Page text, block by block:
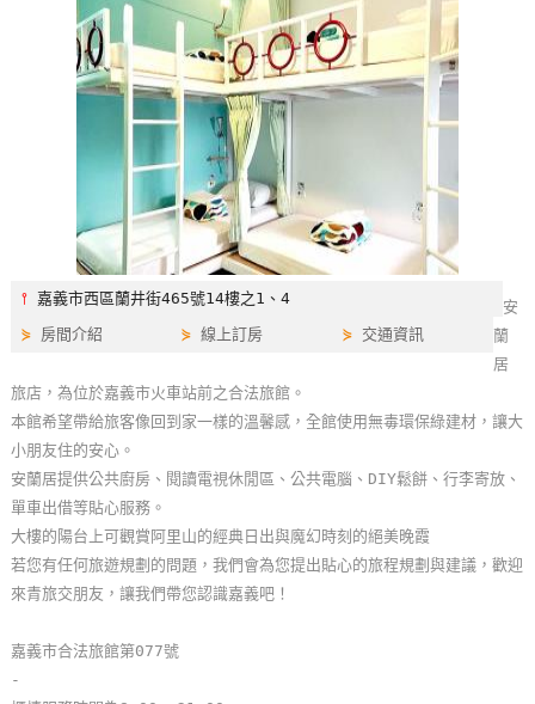
紅
你
玩
樂
地
圖
顧
服
⫯嘉義市西區蘭井街465號14樓之1、4
⋟ 房間介紹 ⋟線上訂房 ⋟ 交通資訊
安
蘭
居
旅店，為位於嘉義市火車站前之合法旅館。
本館希望帶給旅客像回到家一樣的溫馨感，全館使用無毒環保綠建材，讓大
小朋友住的安心。
安蘭居提供公共廚房、閱讀電視休閒區、公共電腦、DIY鬆餅、行李寄放、
單車出借等貼心服務。
大樓的陽台上可觀賞阿里山的經典日出與魔幻時刻的絕美晚霞
若您有任何旅遊規劃的問題，我們會為您提出貼心的旅程規劃與建議，歡迎
來青旅交朋友，讓我們帶您認識嘉義吧！
嘉義市合法旅館第077號
-